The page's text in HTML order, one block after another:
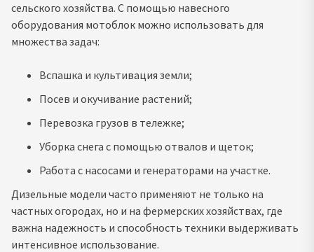
сельского хозяйства. С помощью навесного
оборудования мотоблок можно использовать для
множества задач:
Вспашка и культивация земли;
Посев и окучивание растений;
Перевозка грузов в тележке;
Уборка снега с помощью отвалов и щеток;
Работа с насосами и генераторами на участке.
Дизельные модели часто применяют не только на
частных огородах, но и на фермерских хозяйствах, где
важна надежность и способность техники выдерживать
интенсивное использование.